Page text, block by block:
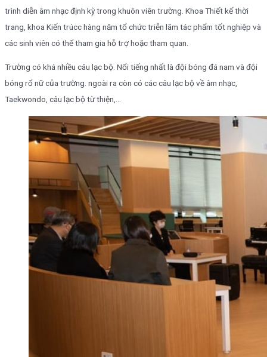
trình diễn âm nhạc định kỳ trong khuôn viên trường. Khoa Thiết kế thời
trang, khoa Kiến trúcc hàng năm tổ chức triễn lãm tác phẩm tốt nghiệp và
các sinh viên có thể tham gia hỗ trợ hoặc tham quan.
Trường có khá nhiều câu lạc bộ. Nổi tiếng nhất là đội bóng đá nam và đội
bóng rổ nữ của trường. ngoài ra còn có các câu lạc bộ về âm nhạc,
Taekwondo, câu lạc bộ từ thiện,…